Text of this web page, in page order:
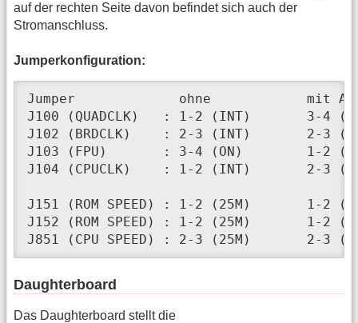
auf der rechten Seite davon befindet sich auch der
Stromanschluss.
Jumperkonfiguration:
Jumper             ohne            mit
J100 (QUADCLK)   : 1-2 (INT)       3-4
J102 (BRDCLK)    : 2-3 (INT)       2-3
J103 (FPU)       : 3-4 (ON)        1-2
J104 (CPUCLK)    : 1-2 (INT)       2-3
J151 (ROM SPEED) : 1-2 (25M)       1-2
J152 (ROM SPEED) : 1-2 (25M)       1-2
J851 (CPU SPEED) : 2-3 (25M)       2-3
Daughterboard
Das Daughterboard stellt die